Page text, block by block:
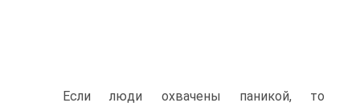
Если люди охвачены паникой, то